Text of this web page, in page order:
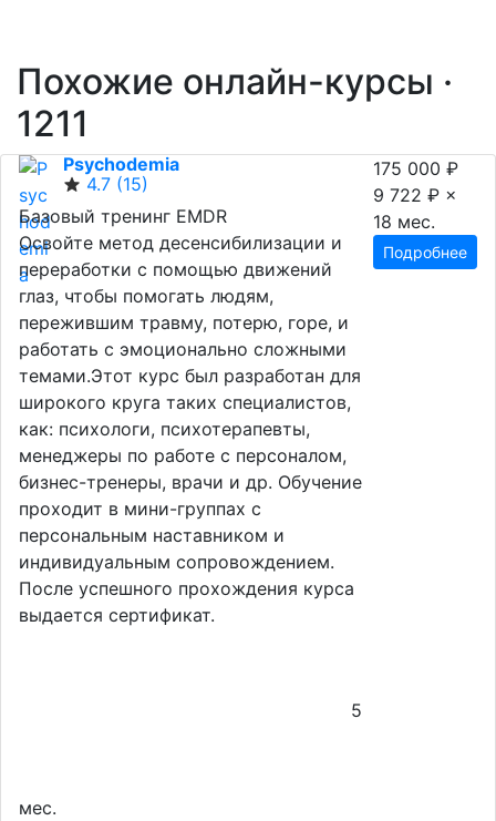
Похожие онлайн-курсы ·
1211
Psychodemia
4.7 (15)
Базовый тренинг EMDR
Освойте метод десенсибилизации и
переработки с помощью движений
глаз, чтобы помогать людям,
пережившим травму, потерю, горе, и
работать с эмоционально сложными
темами.Этот курс был разработан для
широкого круга таких специалистов,
как: психологи, психотерапевты,
менеджеры по работе с персоналом,
бизнес-тренеры, врачи и др. Обучение
проходит в мини-группах с
персональным наставником и
индивидуальным сопровождением.
После успешного прохождения курса
выдается сертификат.
5
мес.
175 000 ₽
9 722 ₽ ×
18 мес.
Подробнее